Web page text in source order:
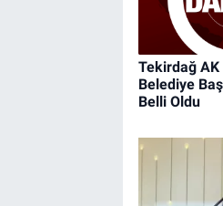
Tekirdağ
Belediye
Belli Oldu